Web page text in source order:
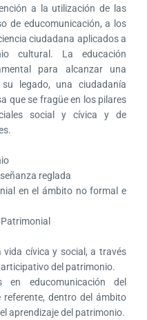
a la utilización de las
de educomunicación, a los
ciudadana aplicados a
cultural. La educación
para alcanzar una
legado, una ciudadanía
que se fragüe en los pilares
social y cívica y de
reglada
en el ámbito no formal e
vida cívica y social, a través
del patrimonio.
en educomunicación del
dentro del ámbito
aprendizaje del patrimonio.